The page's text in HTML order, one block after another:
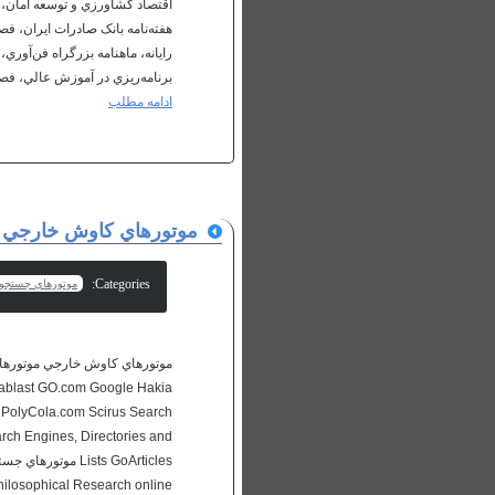
اقتصاد کشاورزي و توسعه
هفته‌نامه بانک صادرات ايران،
رايانه، ماهنامه بزرگراه
برنامه‌ريزي در آموزش عالي،
ادامه مطلب
موتورهاي کاوش خارجي
Categories: موتورهای
GO.com Google Hakia
Scirus Search
Engines, Directories and